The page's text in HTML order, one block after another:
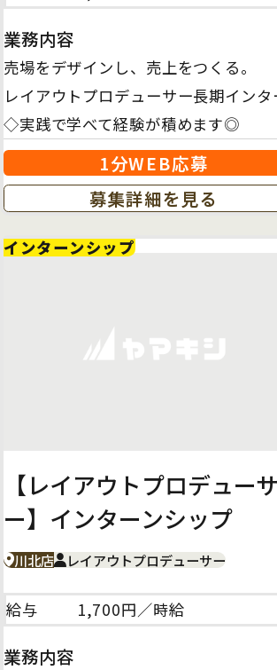
業務内容
売場をデザインし、売上をつくる。
レイアウトプロデューサー長期インタ
◇実践で学べて経験が積めます◎
1分WEB応募
募集詳細を見る
インターンシップ
川北店 レイアウトプロデューサー
【レイアウトプロデューサ
ー】インターンシップ
給与 1,700円／時給
業務内容